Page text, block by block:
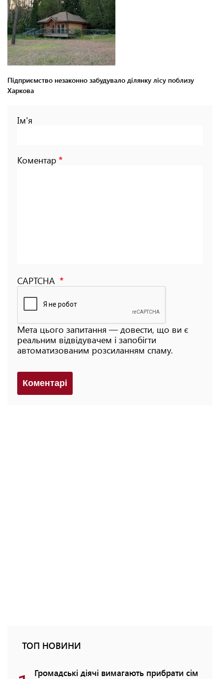
Підприємство незаконно забудувало ділянку лісу поблизу
Харкова
Ім'я
Коментар
CAPTCHA
Мета цього запитання — довести, що ви є
реальним відвідувачем і запобігти
автоматизованим розсиланням спаму.
Коментарi
ТОП НОВИНИ
Громадські діячі вимагають прибрати сім